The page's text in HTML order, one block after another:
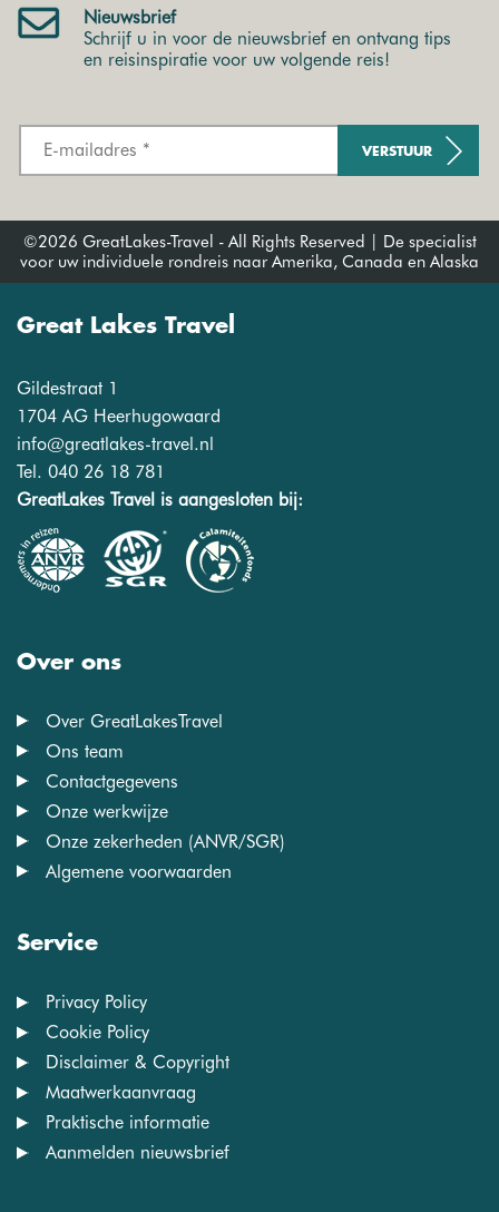
Nieuwsbrief
Schrijf u in voor de nieuwsbrief en ontvang tips
en reisinspiratie voor uw volgende reis!
VERSTUUR
©2026 GreatLakes-Travel - All Rights Reserved | De specialist
voor uw individuele rondreis naar Amerika, Canada en Alaska
Great Lakes Travel
Gildestraat 1
1704 AG Heerhugowaard
info@greatlakes-travel.nl
Tel. 040 26 18 781
GreatLakes Travel is aangesloten bij:
Over ons
Over GreatLakesTravel
Ons team
Contactgegevens
Onze werkwijze
Onze zekerheden (ANVR/SGR)
Algemene voorwaarden
Service
Privacy Policy
Cookie Policy
Disclaimer & Copyright
Maatwerkaanvraag
Praktische informatie
Aanmelden nieuwsbrief